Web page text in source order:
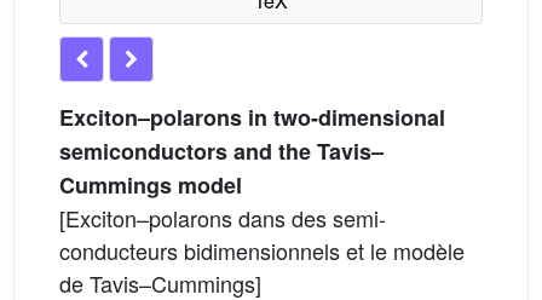
Exciton–polarons in two-dimensional
semiconductors and the Tavis–
Cummings model
[Exciton–polarons dans des semi-
conducteurs bidimensionnels et le modèle
de Tavis–Cummings]